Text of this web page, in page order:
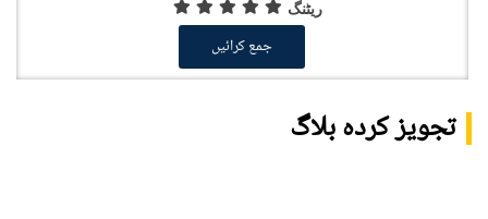
ریٹنگ
جمع کرائیں
تجویز کردہ بلاگ